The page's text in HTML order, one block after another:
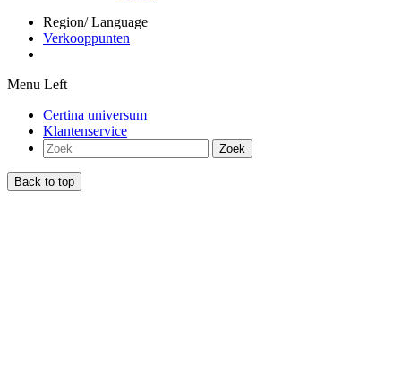
Region/ Language
Verkooppunten
Menu Left
Certina universum
Klantenservice
Zoek
Back to top